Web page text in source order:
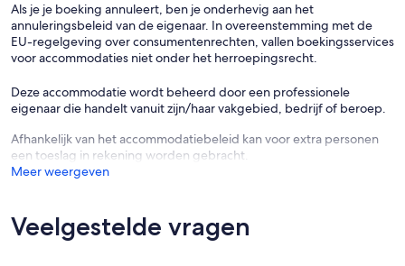
Als je je boeking annuleert, ben je onderhevig aan het
annuleringsbeleid van de eigenaar. In overeenstemming met de
EU-regelgeving over consumentenrechten, vallen boekingsservices
voor accommodaties niet onder het herroepingsrecht.
Deze accommodatie wordt beheerd door een professionele
eigenaar die handelt vanuit zijn/haar vakgebied, bedrijf of beroep.
Afhankelijk van het accommodatiebeleid kan voor extra personen
een toeslag in rekening worden gebracht.
Meer weergeven
Veelgestelde vragen